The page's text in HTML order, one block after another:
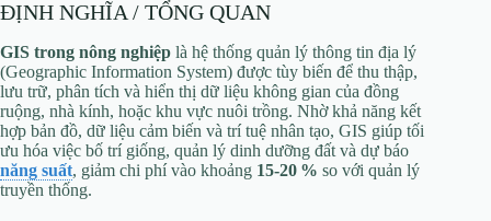
ĐỊNH NGHĨA / TỔNG QUAN
GIS trong nông nghiệp là hệ thống quản lý thông tin địa lý
(Geographic Information System) được tùy biến để thu thập,
lưu trữ, phân tích và hiển thị dữ liệu không gian của đồng
ruộng, nhà kính, hoặc khu vực nuôi trồng. Nhờ khả năng kết
hợp bản đồ, dữ liệu cảm biến và trí tuệ nhân tạo, GIS giúp tối
ưu hóa việc bố trí giống, quản lý dinh dưỡng đất và dự báo
năng suất, giảm chi phí vào khoảng 15‑20 % so với quản lý
truyền thống.